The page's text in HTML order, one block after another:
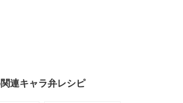
連キャラ弁レシピ